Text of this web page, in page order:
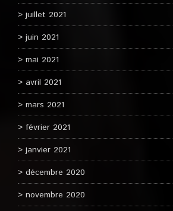
juillet 2021
juin 2021
mai 2021
avril 2021
mars 2021
février 2021
janvier 2021
décembre 2020
novembre 2020